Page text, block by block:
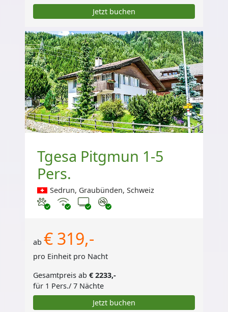
Jetzt buchen
Tgesa Pitgmun 1-5
Pers.
Sedrun, Graubünden, Schweiz
Haustiere erlaubt
Internet
TV Nichtraucher
ab € 319,-
pro Einheit pro Nacht
Gesamtpreis ab € 2233,-
für 1 Pers./ 7 Nächte
Jetzt buchen